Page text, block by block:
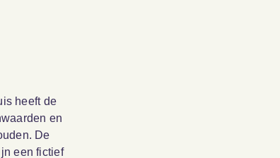
heeft de
en
De
een fictief